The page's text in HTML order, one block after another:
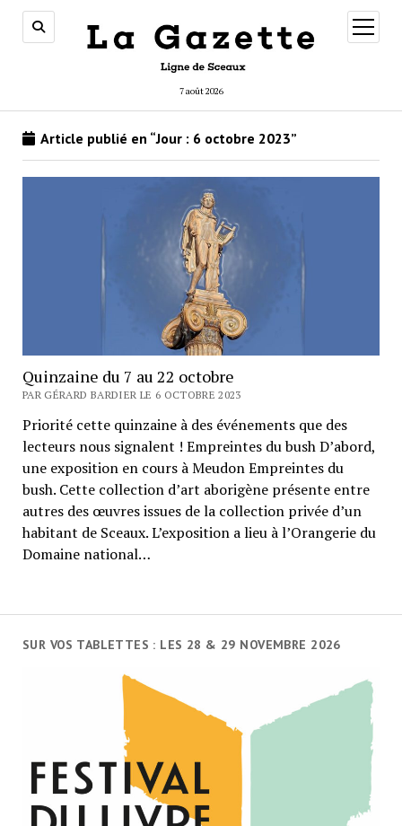
7 août 2026
ouvrir
menu
SUR VOS TABLETTES : LES 28 & 29 NOVEMBRE 2026
Article publié en “Jour : 6 octobre 2023”
Quinzaine du 7 au 22 octobre
PAR GÉRARD BARDIER LE 6 OCTOBRE 2023
Priorité cette quinzaine à des événements que des
lecteurs nous signalent ! Empreintes du bush D’abord,
une exposition en cours à Meudon Empreintes du
bush. Cette collection d’art aborigène présente entre
autres des œuvres issues de la collection privée d’un
habitant de Sceaux. L’exposition a lieu à l’Orangerie du
Domaine national…